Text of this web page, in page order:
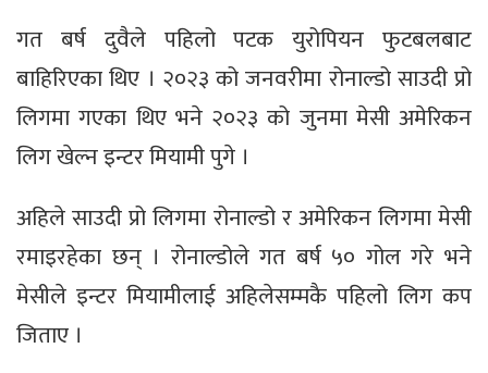
गत बर्ष दुवैले पहिलो पटक युरोपियन फुटबलबाट
बाहिरिएका थिए । २०२३ को जनवरीमा रोनाल्डो साउदी प्रो
लिगमा गएका थिए भने २०२३ को जुनमा मेसी अमेरिकन
लिग खेल्न इन्टर मियामी पुगे ।
अहिले साउदी प्रो लिगमा रोनाल्डो र अमेरिकन लिगमा मेसी
रमाइरहेका छन् । रोनाल्डोले गत बर्ष ५० गोल गरे भने
मेसीले इन्टर मियामीलाई अहिलेसम्मकै पहिलो लिग कप
जिताए ।